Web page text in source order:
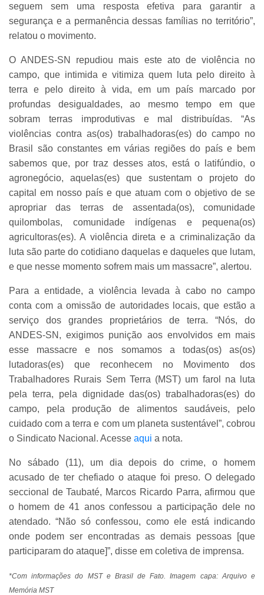
seguem sem uma resposta efetiva para garantir a
segurança e a permanência dessas famílias no território”,
relatou o movimento.
O ANDES-SN repudiou mais este ato de violência no
campo, que intimida e vitimiza quem luta pelo direito à
terra e pelo direito à vida, em um país marcado por
profundas desigualdades, ao mesmo tempo em que
sobram terras improdutivas e mal distribuídas. “As
violências contra as(os) trabalhadoras(es) do campo no
Brasil são constantes em várias regiões do país e bem
sabemos que, por traz desses atos, está o latifúndio, o
agronegócio, aquelas(es) que sustentam o projeto do
capital em nosso país e que atuam com o objetivo de se
apropriar das terras de assentada(os), comunidade
quilombolas, comunidade indígenas e pequena(os)
agricultoras(es). A violência direta e a criminalização da
luta são parte do cotidiano daquelas e daqueles que lutam,
e que nesse momento sofrem mais um massacre”, alertou.
Para a entidade, a violência levada à cabo no campo
conta com a omissão de autoridades locais, que estão a
serviço dos grandes proprietários de terra. “Nós, do
ANDES-SN, exigimos punição aos envolvidos em mais
esse massacre e nos somamos a todas(os) as(os)
lutadoras(es) que reconhecem no Movimento dos
Trabalhadores Rurais Sem Terra (MST) um farol na luta
pela terra, pela dignidade das(os) trabalhadoras(es) do
campo, pela produção de alimentos saudáveis, pelo
cuidado com a terra e com um planeta sustentável”, cobrou
o Sindicato Nacional. Acesse aqui a nota.
No sábado (11), um dia depois do crime, o homem
acusado de ter chefiado o ataque foi preso. O delegado
seccional de Taubaté, Marcos Ricardo Parra, afirmou que
o homem de 41 anos confessou a participação dele no
atendado. “Não só confessou, como ele está indicando
onde podem ser encontradas as demais pessoas [que
participaram do ataque]”, disse em coletiva de imprensa.
*Com informações do MST e Brasil de Fato. Imagem capa: Arquivo e
Memória MST